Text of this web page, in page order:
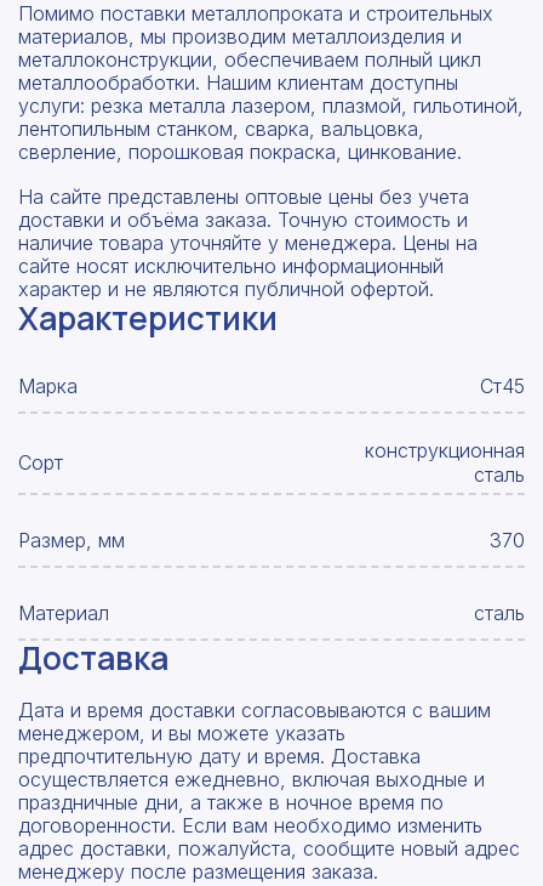
Помимо поставки металлопроката и строительных
материалов, мы производим металлоизделия и
металлоконструкции, обеспечиваем полный цикл
металлообработки. Нашим клиентам доступны
услуги: резка металла лазером, плазмой, гильотиной,
лентопильным станком, сварка, вальцовка,
сверление, порошковая покраска, цинкование.
На сайте представлены оптовые цены без учета
доставки и объёма заказа. Точную стоимость и
наличие товара уточняйте у менеджера. Цены на
сайте носят исключительно информационный
характер и не являются публичной офертой.
Характеристики
Марка Ст45
Сорт
конструкционная
сталь
Размер, мм 370
Материал сталь
Доставка
Дата и время доставки согласовываются с вашим
менеджером, и вы можете указать
предпочтительную дату и время. Доставка
осуществляется ежедневно, включая выходные и
праздничные дни, а также в ночное время по
договоренности. Если вам необходимо изменить
адрес доставки, пожалуйста, сообщите новый адрес
менеджеру после размещения заказа.